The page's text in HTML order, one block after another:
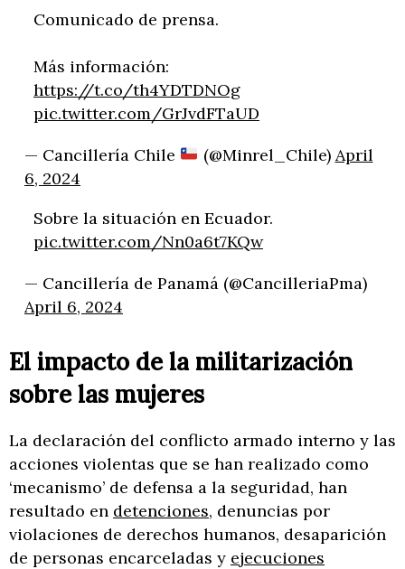
Comunicado de prensa.
Más información:
https://t.co/th4YDTDNOg
pic.twitter.com/GrJvdFTaUD
— Cancillería Chile
(@Minrel_Chile) April
6, 2024
Sobre la situación en Ecuador.
pic.twitter.com/Nn0a6t7KQw
— Cancillería de Panamá (@CancilleriaPma)
April 6, 2024
El impacto de la militarización
sobre las mujeres
La declaración del conflicto armado interno y las
acciones violentas que se han realizado como
‘mecanismo’ de defensa a la seguridad, han
resultado en detenciones, denuncias por
violaciones de derechos humanos, desaparición
de personas encarceladas y ejecuciones